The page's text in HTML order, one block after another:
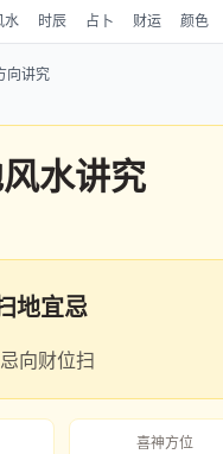
水 时辰 占卜 财运 颜色
向讲究
水讲究
地宜忌
向财位扫
喜神方位